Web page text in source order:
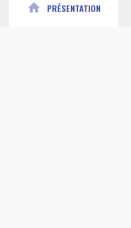
home PRÉSENTATION